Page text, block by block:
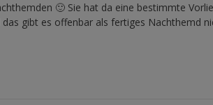
🙂 Sie hat da eine bestimmte
gibt es offenbar als fertiges Nachthemd